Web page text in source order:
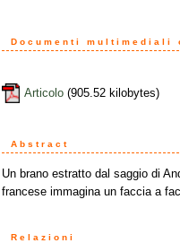
Documenti multimediali
Articolo(905.52 kilobytes)
Abstract
Un brano estratto dal saggio di
francese immagina un faccia a
Relazioni